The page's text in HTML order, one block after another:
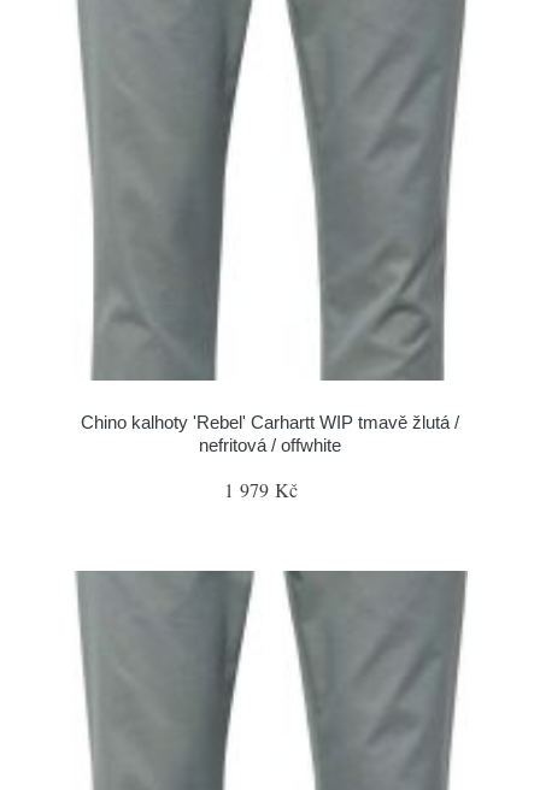
Chino kalhoty 'Rebel' Carhartt WIP tmavě žlutá /
nefritová / offwhite
1 979 Kč